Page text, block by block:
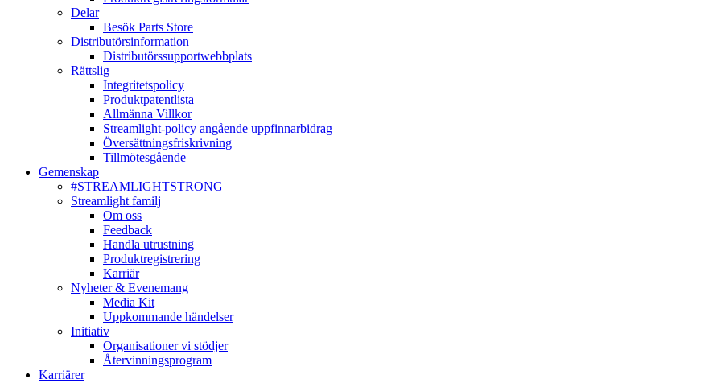
Delar
Besök Parts Store
Distributörsinformation
Distributörssupportwebbplats
Rättslig
Integritetspolicy
Produktpatentlista
Allmänna Villkor
Streamlight-policy angående uppfinnarbidrag
Översättningsfriskrivning
Tillmötesgående
Gemenskap
#STREAMLIGHTSTRONG
Streamlight familj
Om oss
Feedback
Handla utrustning
Produktregistrering
Karriär
Nyheter & Evenemang
Media Kit
Uppkommande händelser
Initiativ
Organisationer vi stödjer
Återvinningsprogram
Karriärer